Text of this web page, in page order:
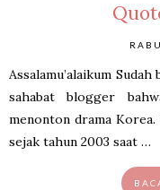
Assalamu’alaikum
sahabat blogger
menonton drama
sejak tahun 2003 saat …